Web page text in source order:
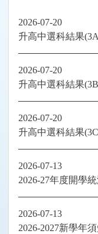
2026-07-20
升高中選科結果
2026-07-20
升高中選科結果
2026-07-20
升高中選科結果
2026-07-13
2026-27年度開學
2026-07-13
2026-2027新學年